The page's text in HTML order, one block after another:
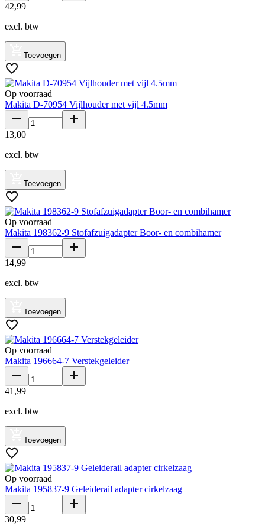
42,99
excl. btw
Toevoegen
Op voorraad
Makita D-70954 Vijlhouder met vijl 4.5mm
13,00
excl. btw
Toevoegen
Op voorraad
Makita 198362-9 Stofafzuigadapter Boor- en combihamer
14,99
excl. btw
Toevoegen
Op voorraad
Makita 196664-7 Verstekgeleider
41 ,99
excl. btw
Toevoegen
Op voorraad
Makita 195837-9 Geleiderail adapter cirkelzaag
30,99